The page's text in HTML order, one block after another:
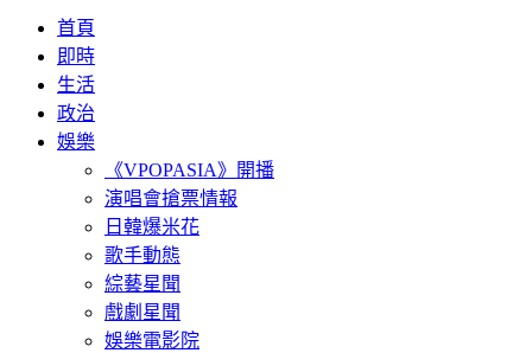
首頁
即時
生活
政治
娛樂
《VPOPASIA》開播
演唱會搶票情報
日韓爆米花
歌手動態
綜藝星聞
戲劇星聞
娛樂電影院